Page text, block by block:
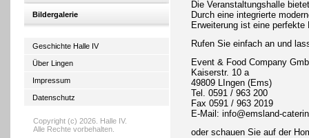
Bildergalerie
Geschichte Halle IV
Über Lingen
Impressum
Datenschutz
Copyright (c) 2026. Halle IV.
Alle Rechte vorbehalten.
Die Veranstaltungshalle
Durch eine integrierte
Erweiterung ist eine
Rufen Sie einfach an und
Event & Food Company
Kaiserstr. 10 a
49809 LIngen (Ems)
Tel. 0591 / 963 200
Fax 0591 / 963 2019
E-Mail: info@emsland-
oder schauen Sie auf der